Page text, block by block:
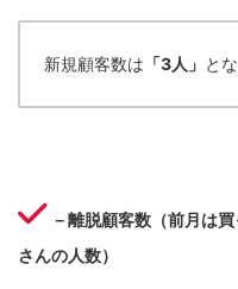
新規顧客数は 「3人」 と
－離脱顧客数（前月は
さんの人数）